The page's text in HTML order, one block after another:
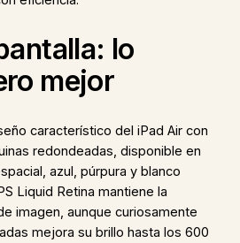
lo
mejor
característico del iPad Air con
redondeadas, disponible en
azul, púrpura y blanco
Liquid Retina mantiene la
imagen, aunque curiosamente
mejora su brillo hasta los 600